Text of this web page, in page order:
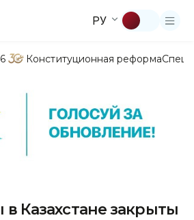
РУ
Конституционная реформа
в Казахстане закрыты